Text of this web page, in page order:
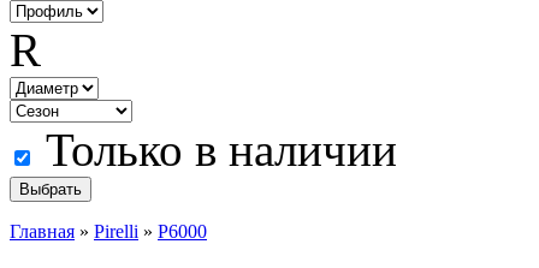
R
Только в наличии
Главная » Pirelli » P6000